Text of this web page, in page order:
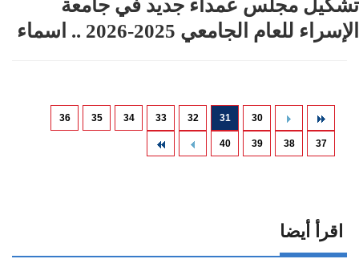
تشكيل مجلس عمداء جديد في جامعة
الإسراء للعام الجامعي 2025-2026 .. اسماء
30
31
32
33
34
35
36
37
38
39
40
اقرأ أيضا